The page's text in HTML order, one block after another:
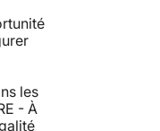
les
- À